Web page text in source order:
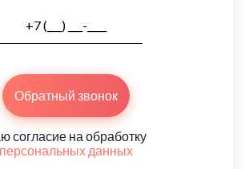
Обратный звонок
согласие на обработку
персональных данных